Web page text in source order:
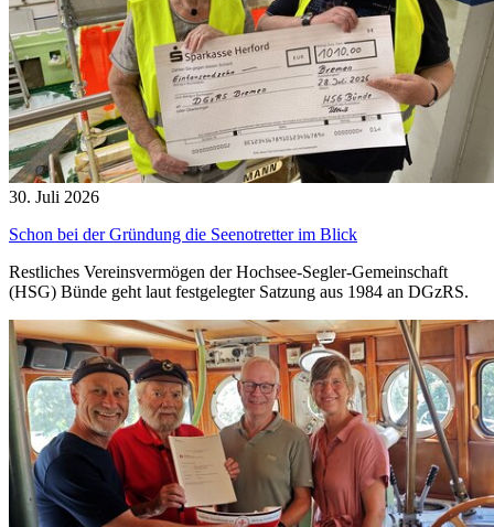
30. Juli 2026
Schon bei der Gründung die Seenotretter im Blick
Restliches Vereinsvermögen der Hochsee-Segler-Gemeinschaft
(HSG) Bünde geht laut festgelegter Satzung aus 1984 an DGzRS.